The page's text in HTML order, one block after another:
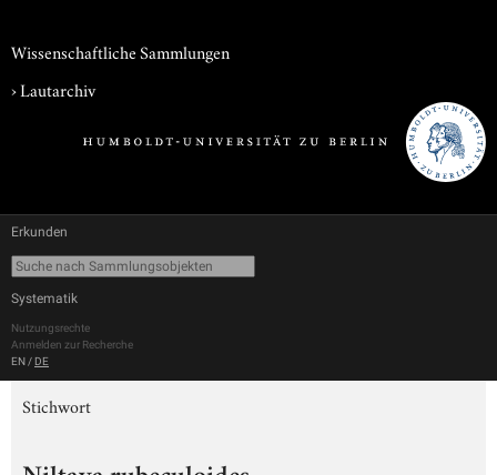
Wissenschaftliche Sammlungen
›Lautarchiv
Erkunden
Systematik
Nutzungsrechte
Anmelden zur Recherche
EN / DE
Stichwort